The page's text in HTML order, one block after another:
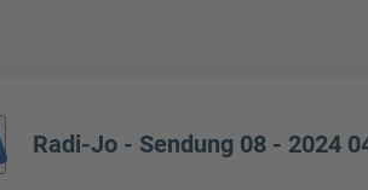
Radi-Jo - Sendung 08 - 2024